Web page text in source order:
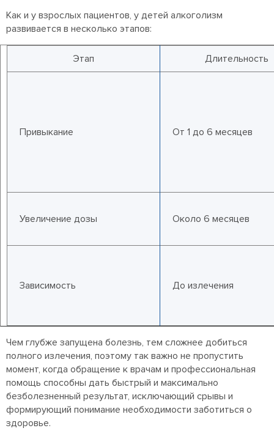
Как и у взрослых пациентов, у детей алкоголизм
развивается в несколько этапов:
Этап Длительность
Привыкание От 1 до 6 месяцев
Увеличение дозы Около 6 месяцев
Зависимость До излечения
Чем глубже запущена болезнь, тем сложнее добиться
полного излечения, поэтому так важно не пропустить
момент, когда обращение к врачам и профессиональная
помощь способны дать быстрый и максимально
безболезненный результат, исключающий срывы и
формирующий понимание необходимости заботиться о
здоровье.